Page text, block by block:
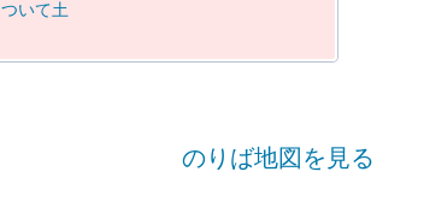
ついて土
のりば地図を見る